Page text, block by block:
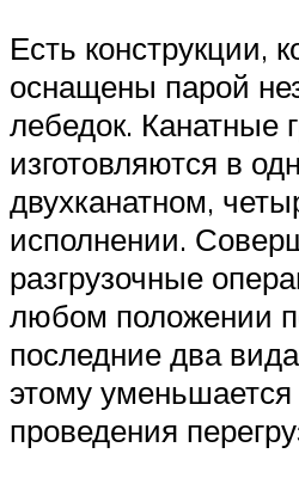
Есть конструкции,
оснащены парой
лебедок. Канатные
изготовляются в
двухканатном,
исполнении.
разгрузочные
любом положении
последние два
этому уменьшается
проведения